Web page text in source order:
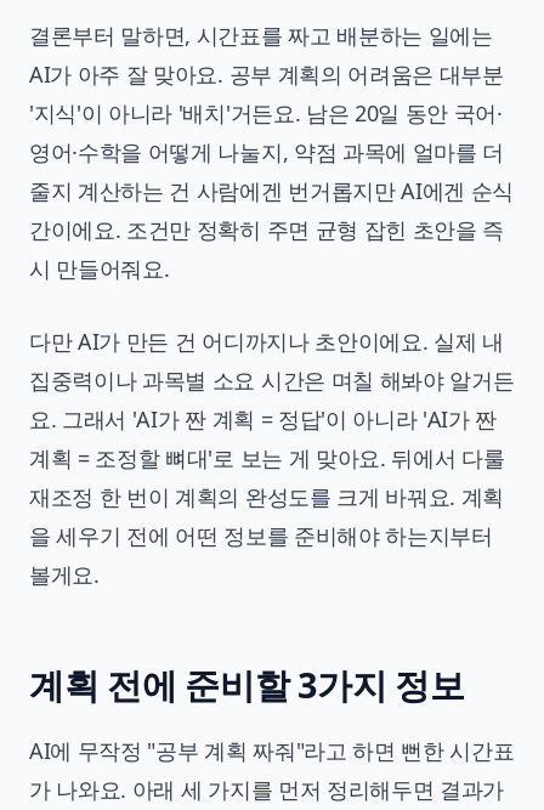
결론부터 말하면, 시간표를 짜고 배분하는 일에는
AI가 아주 잘 맞아요. 공부 계획의 어려움은 대부분
'지식'이 아니라 '배치'거든요. 남은 20일 동안 국어·
영어·수학을 어떻게 나눌지, 약점 과목에 얼마를 더
줄지 계산하는 건 사람에겐 번거롭지만 AI에겐 순식
간이에요. 조건만 정확히 주면 균형 잡힌 초안을 즉
시 만들어줘요.
다만 AI가 만든 건 어디까지나 초안이에요. 실제 내
집중력이나 과목별 소요 시간은 며칠 해봐야 알거든
요. 그래서 'AI가 짠 계획 = 정답'이 아니라 'AI가 짠
계획 = 조정할 뼈대'로 보는 게 맞아요. 뒤에서 다룰
재조정 한 번이 계획의 완성도를 크게 바꿔요. 계획
을 세우기 전에 어떤 정보를 준비해야 하는지부터
볼게요.
계획 전에 준비할 3가지 정보
AI에 무작정 "공부 계획 짜줘"라고 하면 뻔한 시간표
가 나와요. 아래 세 가지를 먼저 정리해두면 결과가